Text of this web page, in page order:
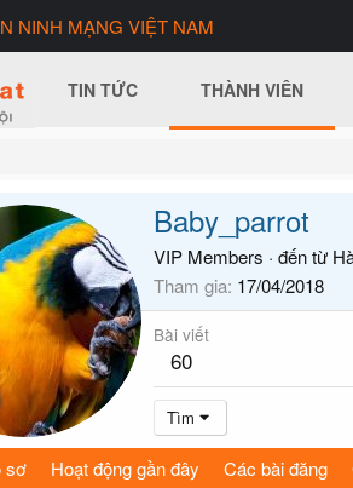
NINH MẠNG VIỆT NAM
TIN TỨC THÀNH VIÊN
Baby_parrot
VIP Members · đến từ
Tham gia 17/04/2018
Bài viết
60
Tìm
sơ Hoạt động gần đây Các bài đăng